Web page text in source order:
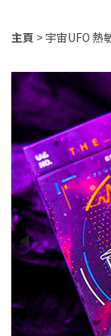
主頁 宇宙UFO 熱